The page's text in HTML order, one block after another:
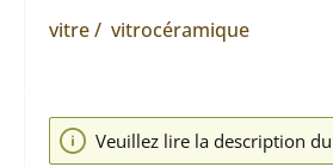
vitre / vitrocéramique
Ignorer la galerie d'images
Veuillez lire la description